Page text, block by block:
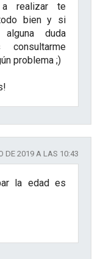
a realizar te
bien y si
duda
consultarme
problema ;)
DE 2019 A LAS 10:43
la edad es